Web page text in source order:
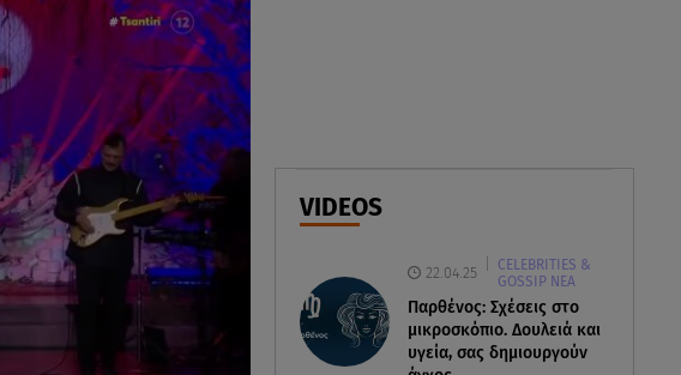
07.08.26 , 18:34
Έξοδος Αυγούστου: Στο 100% η
πληρότητα για Κυκλάδες
VIDEOS
22.04.25
CELEBRITIES &
GOSSIP ΝΕΑ
Παρθένος: Σχέσεις στο
μικροσκόπιο. Δουλειά και
υγεία, σας δημιουργούν